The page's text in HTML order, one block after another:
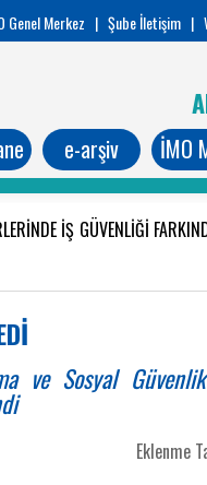
Genel Merkez | Şube İletişim |
e-arşiv İMO
İŞ GÜVENLİĞİ
ve Sosyal Güvenlik
Eklenme